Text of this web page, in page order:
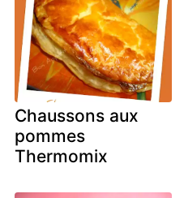
Chaussons aux
pommes
Thermomix